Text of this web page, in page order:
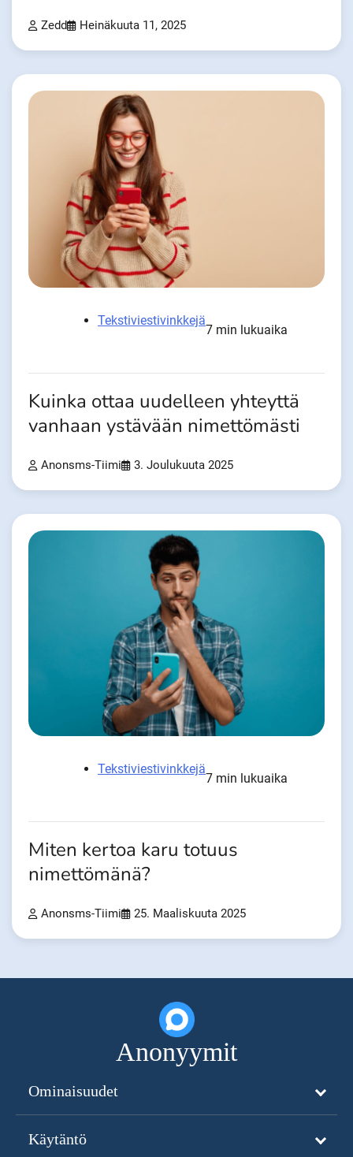
Zedd Heinäkuuta 11, 2025
Tekstiviestivinkkejä
7 min lukuaika
Kuinka ottaa uudelleen yhteyttä
vanhaan ystävään nimettömästi
Anonsms-Tiimi 3. Joulukuuta 2025
Tekstiviestivinkkejä
7 min lukuaika
Miten kertoa karu totuus
nimettömänä?
Anonsms-Tiimi 25. Maaliskuuta 2025
Anonyymit
Ominaisuudet
Käytäntö